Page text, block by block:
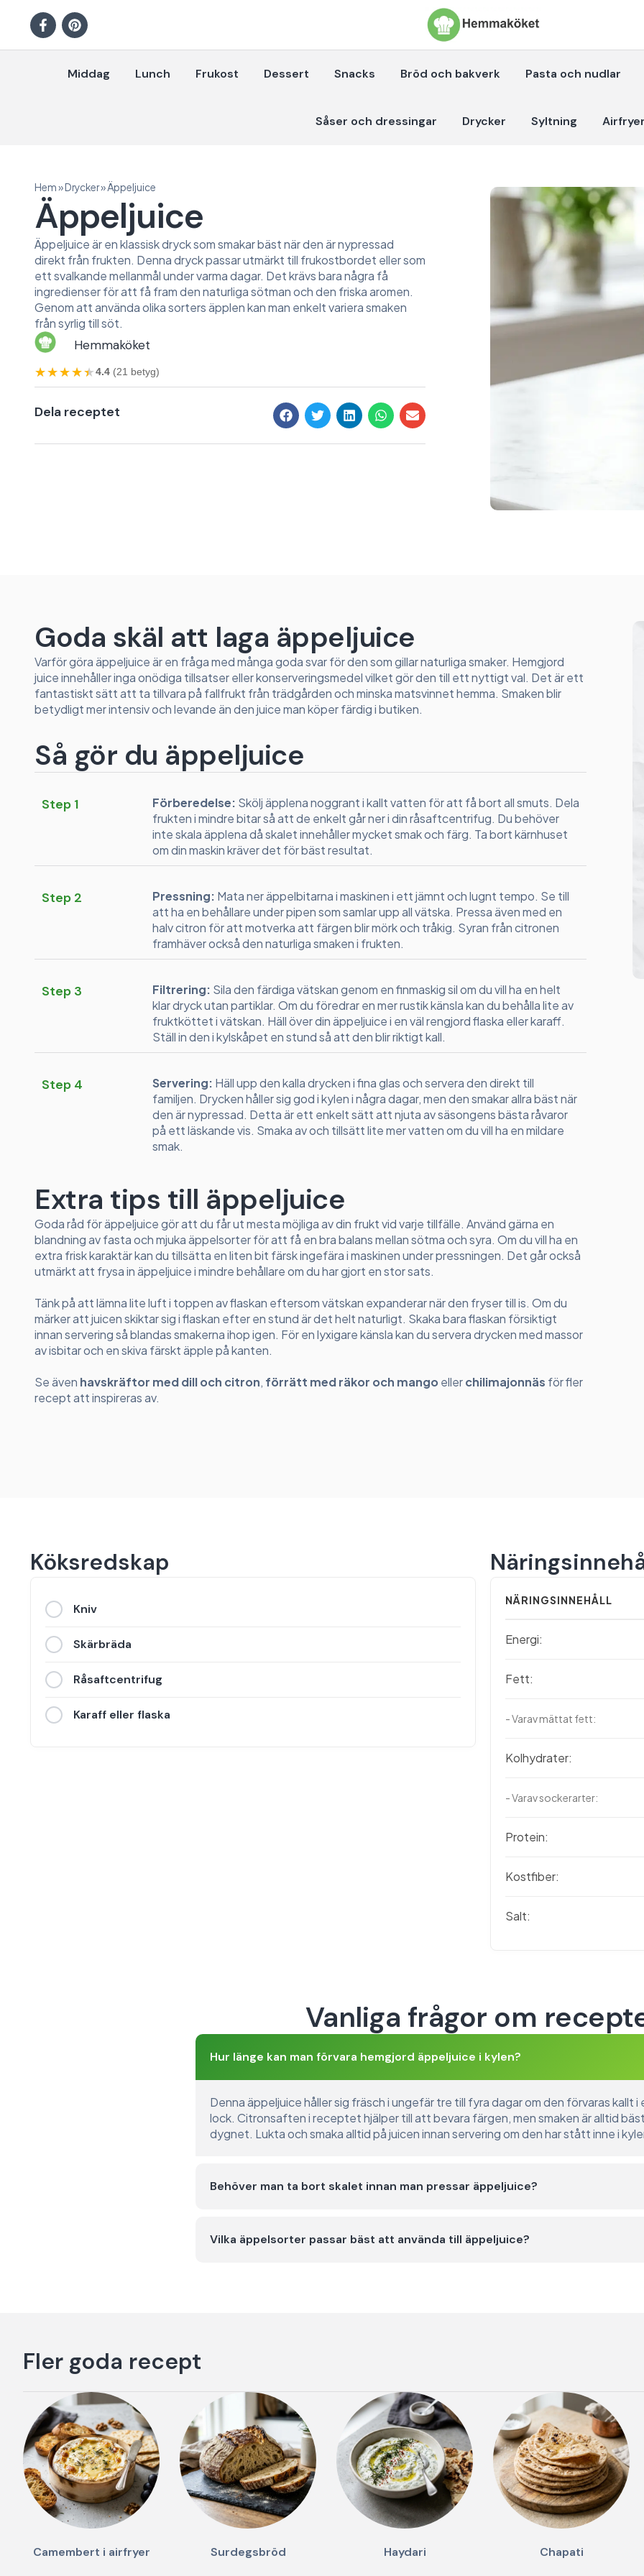
Middag Lunch Frukost Dessert Snacks Bröd och bakverk Pasta och nudlar
Såser och dressingar Drycker Syltning Airfryer
Hem»Drycker»Äppeljuice
Äppeljuice
Äppeljuice är en klassisk dryck som smakar bäst när den är nypressad
direkt från frukten. Denna dryck passar utmärkt till frukostbordet eller som
ett svalkande mellanmål under varma dagar. Det krävs bara några få
ingredienser för att få fram den naturliga sötman och den friska aromen.
Genom att använda olika sorters äpplen kan man enkelt variera smaken
från syrlig till söt.
Hemmaköket
★★★★★
★★★★★4.4 (21 betyg)
Dela receptet
Goda skäl att laga äppeljuice
Varför göra äppeljuice är en fråga med många goda svar för den som gillar naturliga smaker. Hemgjord
juice innehåller inga onödiga tillsatser eller konserveringsmedel vilket gör den till ett nyttigt val. Det är ett
fantastiskt sätt att ta tillvara på fallfrukt från trädgården och minska matsvinnet hemma. Smaken blir
betydligt mer intensiv och levande än den juice man köper färdig i butiken.
Så gör du äppeljuice
Step 1 Förberedelse: Skölj äpplena noggrant i kallt vatten för att få bort all smuts. Dela
frukten i mindre bitar så att de enkelt går ner i din råsaftcentrifug. Du behöver
inte skala äpplena då skalet innehåller mycket smak och färg. Ta bort kärnhuset
om din maskin kräver det för bäst resultat.
Step 2 Pressning: Mata ner äppelbitarna i maskinen i ett jämnt och lugnt tempo. Se till
att ha en behållare under pipen som samlar upp all vätska. Pressa även med en
halv citron för att motverka att färgen blir mörk och tråkig. Syran från citronen
framhäver också den naturliga smaken i frukten.
Step 3 Filtrering: Sila den färdiga vätskan genom en finmaskig sil om du vill ha en helt
klar dryck utan partiklar. Om du föredrar en mer rustik känsla kan du behålla lite av
fruktköttet i vätskan. Häll över din äppeljuice i en väl rengjord flaska eller karaff.
Ställ in den i kylskåpet en stund så att den blir riktigt kall.
Step 4 Servering: Häll upp den kalla drycken i fina glas och servera den direkt till
familjen. Drycken håller sig god i kylen i några dagar, men den smakar allra bäst när
den är nypressad. Detta är ett enkelt sätt att njuta av säsongens bästa råvaror
på ett läskande vis. Smaka av och tillsätt lite mer vatten om du vill ha en mildare
smak.
Extra tips till äppeljuice
Goda råd för äppeljuice gör att du får ut mesta möjliga av din frukt vid varje tillfälle. Använd gärna en
blandning av fasta och mjuka äppelsorter för att få en bra balans mellan sötma och syra. Om du vill ha en
extra frisk karaktär kan du tillsätta en liten bit färsk ingefära i maskinen under pressningen. Det går också
utmärkt att frysa in äppeljuice i mindre behållare om du har gjort en stor sats.
Tänk på att lämna lite luft i toppen av flaskan eftersom vätskan expanderar när den fryser till is. Om du
märker att juicen skiktar sig i flaskan efter en stund är det helt naturligt. Skaka bara flaskan försiktigt
innan servering så blandas smakerna ihop igen. För en lyxigare känsla kan du servera drycken med massor
av isbitar och en skiva färskt äpple på kanten.
Se även havskräftor med dill och citron, förrätt med räkor och mangoellerchilimajonnäs för fler
recept att inspireras av.
Köksredskap
Kniv
Skärbräda
Råsaftcentrifug
Karaff eller flaska
NÄRINGSINNEHÅLL
Energi:
Fett:
- Varav mättat fett:
Kolhydrater:
- Varav sockerarter:
Protein:
Kostfiber:
Salt:
Vanliga frågor om
Hur länge kan man förvara hemgjord äppeljuice i kylen?
Denna äppeljuice håller sig fräsch i ungefär tre till fyra dagar om den förvaras kallt
lock. Citronsaften i receptet hjälper till att bevara färgen, men smaken är alltid
dygnet. Lukta och smaka alltid på juicen innan servering om den har stått inne i
Behöver man ta bort skalet innan man pressar äppeljuice?
Vilka äppelsorter passar bäst att använda till äppeljuice?
Fler goda recept
Camembert i airfryer Surdegsbröd Haydari Chapati